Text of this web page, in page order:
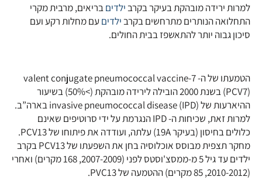
למרות ירידה מובהקת בעיקר בקרבילדיםבריאים, מרבית מקרי
התחלואה הנותרים מתרחשים בקרבילדיםעם מחלות רקע ועם
סיכון גבוה יותר להתאשפז בבית החולים.
הטמעתו של ה- 7-valent conjugate pneumococcal vaccine
(PCV7) בשנת 2000 הובילה לירידה מובהקת (>50%) בשיעור
ההיארעות של invasive pneumococcal disease (IPD) בארה”ב.
למרות זאת, שכיחות ה- IPD הנגרמת על ידי סרוטיפים שאינם
כלולים בחיסון (בעיקר 19A) עלתה, ועודדה את פיתוחו של PCV13.
מחקר תצפית מבוסס אוכלוסיה בחן את השפעתו של PCV13 בקרב
ילדים עד גיל 5 מ-ממסצ'וסטס לפני (2007-2009, 168 מקרים) ואחרי
(2010-2012, 85 מקרים) ההטמעה של PVC13.